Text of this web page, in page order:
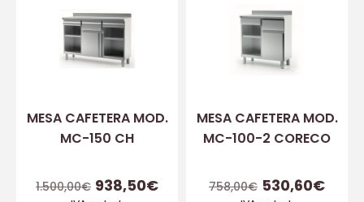
MESA CAFETERA MOD.
MC-150 CH
1.500,00€ 938,50€
MESA CAFETERA MOD.
MC-100-2 CORECO
758,00€ 530,60€